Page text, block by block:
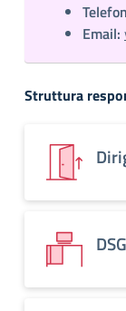
Email:
Struttura